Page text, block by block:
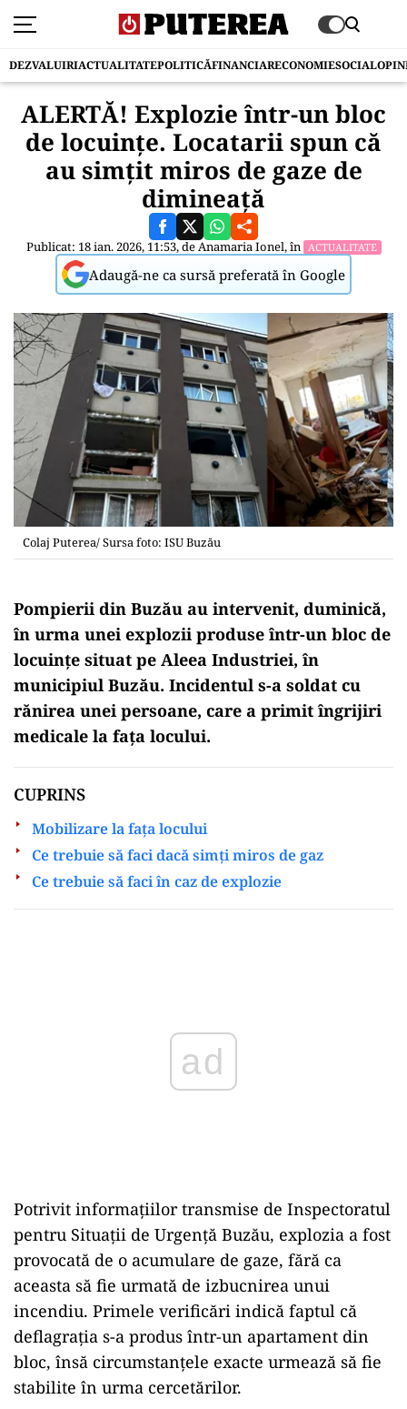
DEZVALUIRIACTUALITATEPOLITICĂFINANCIARECONOMIESOCIAL
ALERTĂ! Explozie într-un bloc
de locuinţe. Locatarii spun că
au simțit miros de gaze de
dimineață
Publicat: 18 ian. 2026, 11:53, deAnamaria Ionel, în ACTUALITATE
Adaugă-ne ca sursă preferată în Google
Colaj Puterea/ Sursa foto: ISU Buzău
Pompierii din Buzău au intervenit, duminică,
în urma unei explozii produse într-un bloc de
locuințe situat pe Aleea Industriei, în
municipiul Buzău. Incidentul s-a soldat cu
rănirea unei persoane, care a primit îngrijiri
medicale la fața locului.
CUPRINS
Mobilizare la faţa locului
Ce trebuie să faci dacă simți miros de gaz
Ce trebuie să faci în caz de explozie
Potrivit informațiilor transmise de Inspectoratul
pentru Situații de Urgență Buzău, explozia a fost
provocată de o acumulare de gaze, fără ca
aceasta să fie urmată de izbucnirea unui
incendiu. Primele verificări indică faptul că
deflagrația s-a produs într-un apartament din
bloc, însă circumstanțele exacte urmează să fie
stabilite în urma cercetărilor.